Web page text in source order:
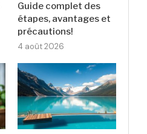
Guide complet des
étapes, avantages et
précautions!
4 août 2026